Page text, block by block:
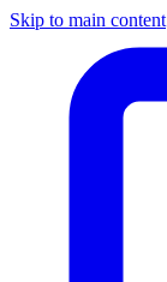
Skip to main content